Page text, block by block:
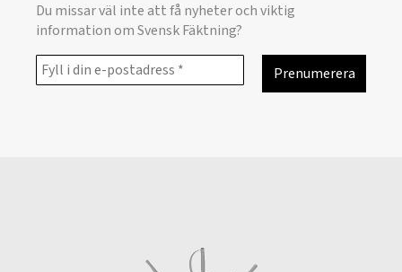
Du missar väl inte att få nyheter och viktig
information om Svensk Fäktning?